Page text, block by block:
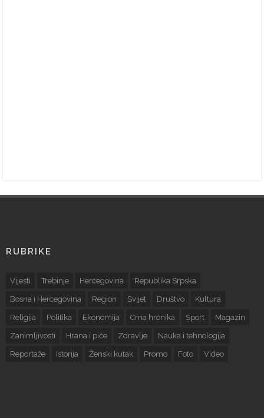
RUBRIKE
Vijesti Trebinje Hercegovina Republika Srpska
Bosna i Hercegovina Region Svijet Društvo Kultura
Religija Politika Ekonomija Crna hronika Sport Magazin
Zanimljivosti Hrana i piće Zdravlje Nauka i tehnologija
Reportaže Istorija Ženski kutak Promo Foto Video